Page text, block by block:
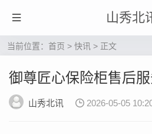
山秀北
当前位置： 首页 > 快讯 > 正文
御尊匠心保险柜售后
山秀北讯 2026-05-05